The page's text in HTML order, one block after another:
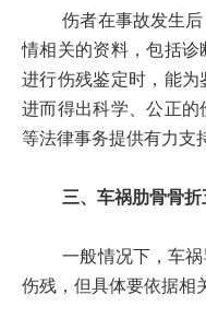
伤者在事故发生后
情相关的资料，包括
进行伤残鉴定时，能为
进而得出科学、公正
等法律事务提供有力支
三、车祸肋骨骨
一般情况下，车祸
伤残，但具体要依据相